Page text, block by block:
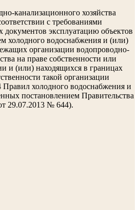
канализационного хозяйства
с требованиями
документов эксплуатацию объектов
холодного водоснабжения и (или)
организации водопроводно-
на праве собственности или
и (или) находящихся в границах
такой организации
холодного водоснабжения и
постановлением Правительства
29.07.2013 № 644).